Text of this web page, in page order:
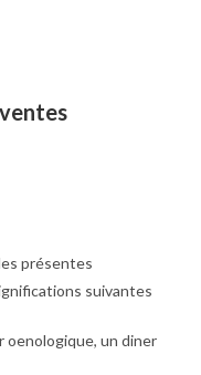
présentes
suivantes
oenologique, un diner